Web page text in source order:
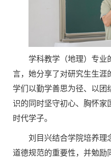
学科教学（地理）专业
言，她分享了对研究生生涯
学们以勤学善思为径、以团
识的同时坚守初心、胸怀家
时代学子。
刘目兴结合学院培养理
道德规范的重要性，并勉励